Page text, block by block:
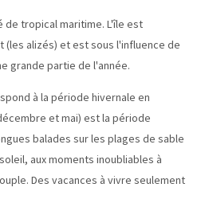
de tropical maritime. L'île est
(les alizés) et est sous l'influence de
grande partie de l'année.
à la période hivernale en
et mai) est la période
balades sur les plages de sable
aux moments inoubliables à
Des vacances à vivre seulement